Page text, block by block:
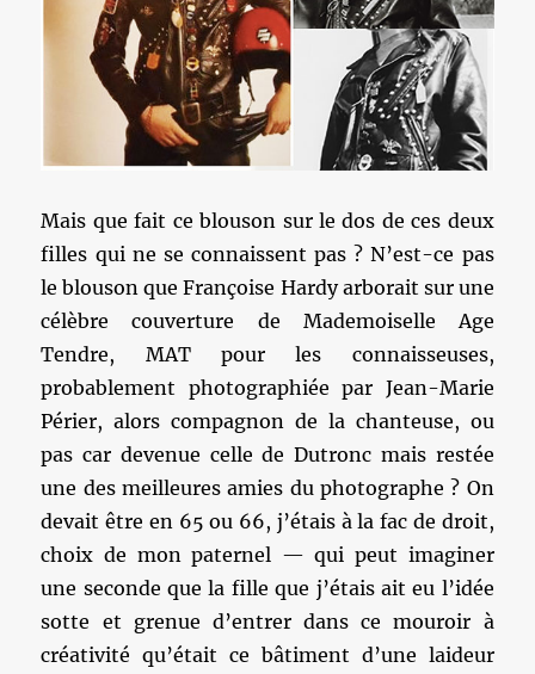
Mais que fait ce blouson sur le dos de ces deux
filles qui ne se connaissent pas ? N’est-ce pas
le blouson que Françoise Hardy arborait sur une
célèbre couverture de Mademoiselle Age
Tendre, MAT pour les connaisseuses,
probablement photographiée par Jean-Marie
Périer, alors compagnon de la chanteuse, ou
pas car devenue celle de Dutronc mais restée
une des meilleures amies du photographe ? On
devait être en 65 ou 66, j’étais à la fac de droit,
choix de mon paternel — qui peut imaginer
une seconde que la fille que j’étais ait eu l’idée
sotte et grenue d’entrer dans ce mouroir à
créativité qu’était ce bâtiment d’une laideur